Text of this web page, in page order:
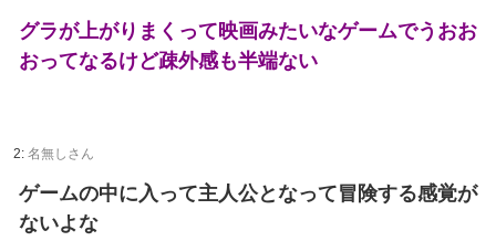
グラが上がりまくって映画みたいなゲームでうおお
おってなるけど疎外感も半端ない
2: 名無しさん
ゲームの中に入って主人公となって冒険する感覚が
ないよな